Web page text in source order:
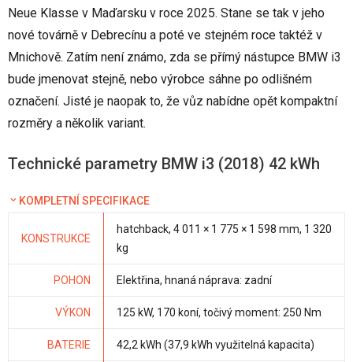
Neue Klasse v Maďarsku v roce 2025. Stane se tak v jeho
nové továrně v Debrecínu a poté ve stejném roce taktéž v
Mnichově. Zatím není známo, zda se přímý nástupce BMW i3
bude jmenovat stejně, nebo výrobce sáhne po odlišném
označení. Jisté je naopak to, že vůz nabídne opět kompaktní
rozměry a několik variant.
Technické parametry BMW i3 (2018) 42 kWh
KOMPLETNÍ SPECIFIKACE
KONSTRUKCE
hatchback, 4 011 × 1 775 × 1 598 mm, 1 320
kg
POHON Elektřina, hnaná náprava: zadní
VÝKON 125 kW, 170 koní, točivý moment: 250 Nm
BATERIE 42,2 kWh (37,9 kWh využitelná kapacita)